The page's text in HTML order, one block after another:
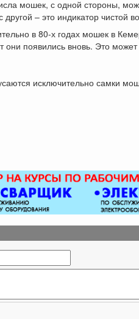
мошек, с одной стороны,
– это индикатор чистой
в 80-х годах мошек в
появились вновь. Это может
исключительно самки